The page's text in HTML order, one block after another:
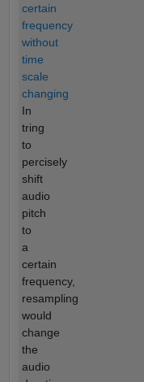
certain
frequency
without
time
scale
changing
In
tring
to
percisely
shift
audio
pitch
to
a
certain
frequency,
resampling
would
change
the
audio